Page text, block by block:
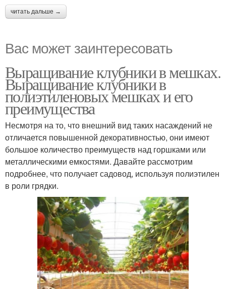
читать дальше →
Вас может заинтересовать
Выращивание клубники в мешках.
Выращивание клубники в
полиэтиленовых мешках и его
преимущества
Несмотря на то, что внешний вид таких насаждений не
отличается повышенной декоративностью, они имеют
большое количество преимуществ над горшками или
металлическими емкостями. Давайте рассмотрим
подробнее, что получает садовод, используя полиэтилен
в роли грядки.